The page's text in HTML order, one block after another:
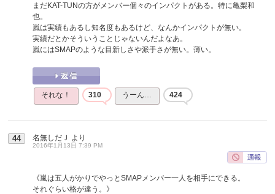
まだKAT-TUNの方がメンバー個々のインパクトがある。特に亀梨和
也。
嵐は実績もあるし知名度もあるけど、なんかインパクトが無い。
実績だとかそういうことじゃないんだよなあ。
嵐にはSMAPのような目新しさや派手さが無い。薄い。
それな！ 310 うーん… 424
44 名無しだＪ より
2016年1月13日 7:39 PM
《嵐は五人がかりでやっとSMAPメンバー一人を相手にできる。
それぐらい格が違う。》